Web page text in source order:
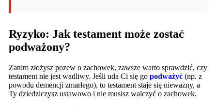
Ryzyko: Jak testament może zostać
podważony?
Zanim złożysz pozew o zachowek, zawsze warto sprawdzić, czy
testament nie jest wadliwy. Jeśli uda Ci się go podważyć (np. z
powodu demencji zmarłego), to testament staje się nieważny, a
Ty dziedziczysz ustawowo i nie musisz walczyć o zachowek.